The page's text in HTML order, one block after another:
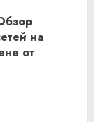
на
от